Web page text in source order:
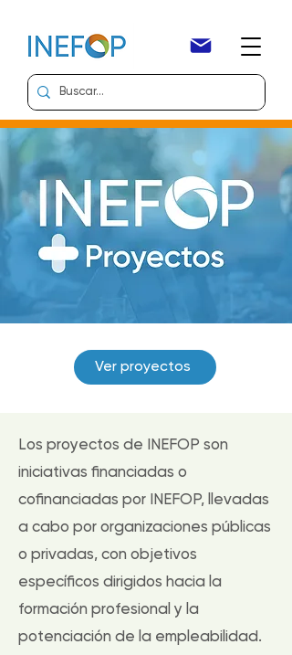
Ver proyectos
Los proyectos de INEFOP son
iniciativas financiadas o
cofinanciadas por INEFOP, llevadas
a cabo por organizaciones públicas
o privadas, con objetivos
específicos dirigidos hacia la
formación profesional y la
potenciación de la empleabilidad.